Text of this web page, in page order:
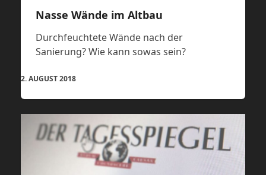
Nasse Wände im Altbau
Durchfeuchtete Wände nach der
Sanierung? Wie kann sowas sein?
2. AUGUST 2018